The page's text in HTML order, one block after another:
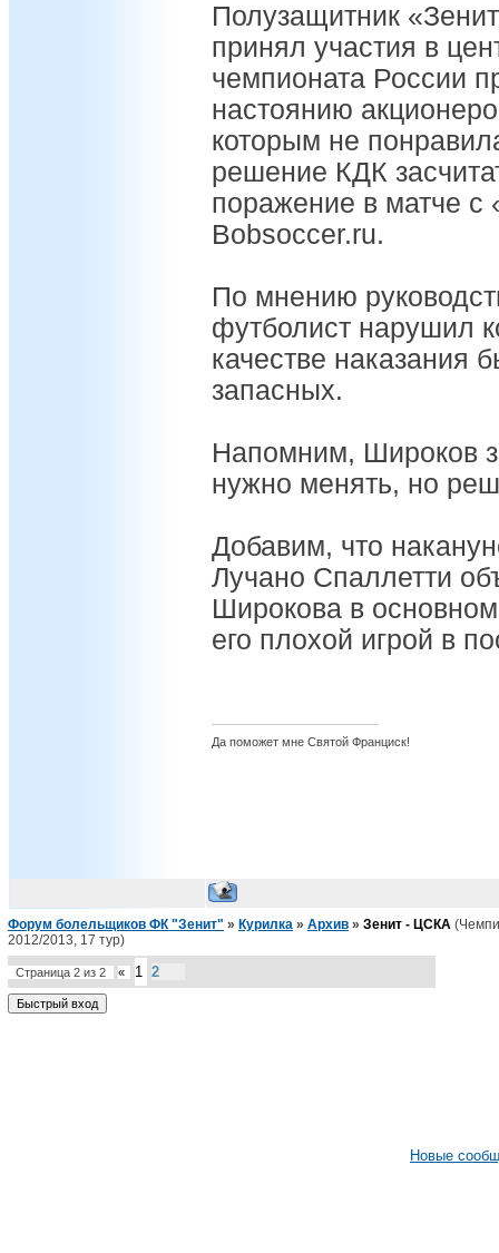
Полузащитник
принял участия в
чемпионата России
настоянию
которым не
решение КДК
поражение в матче
Bobsoccer.ru.
По мнению
футболист нарушил
качестве наказания
запасных.
Напомним, Широков
нужно менять, но
Добавим, что
Лучано Спаллетти
Широкова в
его плохой игрой в
Да поможет мне Святой Франциск!
Форум болельщиков ФК "Зенит" » Курилка » Архив » Зенит - ЦСКА
2012/2013, 17 тур)
Страница 2 из 2 « 1 2
Новые